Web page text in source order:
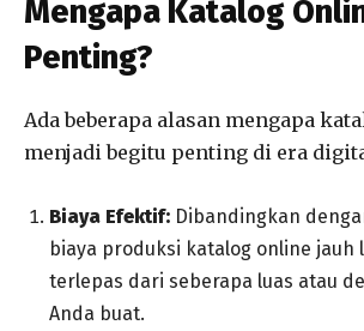
Mengapa Katalog
Penting?
Ada beberapa alasan mengapa
menjadi begitu penting di era
Biaya Efektif: Dibandingkan
biaya produksi katalog online jauh
terlepas dari seberapa luas atau
Anda buat.